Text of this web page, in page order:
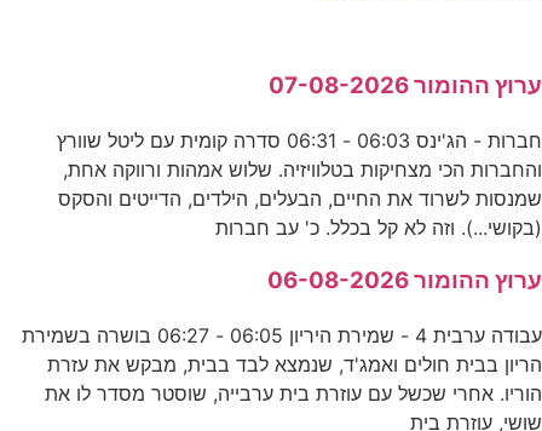
ערוץ ההומור 07-08-2026
חברות - הג'ינס 06:03 - 06:31 סדרה קומית עם ליטל שוורץ
והחברות הכי מצחיקות בטלוויזיה. שלוש אמהות ורווקה אחת,
שמנסות לשרוד את החיים, הבעלים, הילדים, הדייטים והסקס
(בקושי...). וזה לא קל בכלל. כ' עב חברות
ערוץ ההומור 06-08-2026
עבודה ערבית 4 - שמירת היריון 06:05 - 06:27 בושרה בשמירת
הריון בבית חולים ואמג'ד, שנמצא לבד בבית, מבקש את עזרת
הוריו. אחרי שכשל עם עוזרת בית ערבייה, שוסטר מסדר לו את
שושי, עוזרת בית